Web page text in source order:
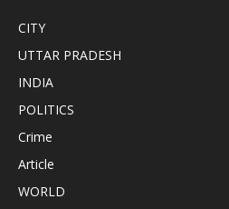
CITY
UTTAR PRADESH
INDIA
POLITICS
Crime
Article
WORLD